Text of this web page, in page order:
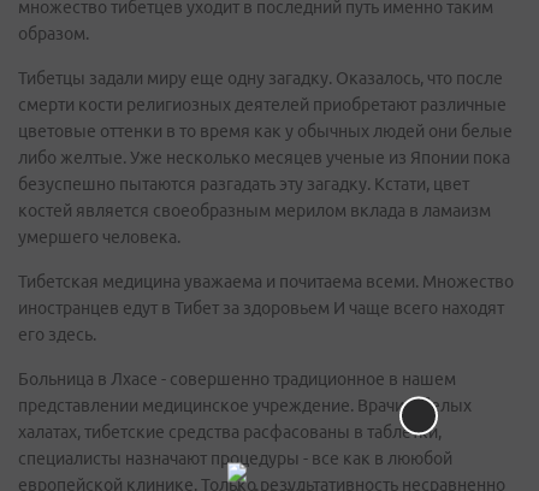
множество тибетцев уходит в последний путь именно таким
образом.
Тибетцы задали миру еще одну загадку. Оказалось, что после
смерти кости религиозных деятелей приобретают различные
цветовые оттенки в то время как у обычных людей они белые
либо желтые. Уже несколько месяцев ученые из Японии пока
безуспешно пытаются разгадать эту загадку. Кстати, цвет
костей является своеобразным мерилом вклада в ламаизм
умершего человека.
Тибетская медицина уважаема и почитаема всеми. Множество
иностранцев едут в Тибет за здоровьем И чаще всего находят
его здесь.
Больница в Лхасе - совершенно традиционное в нашем
представлении медицинское учреждение. Врачи в белых
халатах, тибетские средства расфасованы в таблетки,
специалисты назначают процедуры - все как в лююбой
европейской клинике. Только результативность несравненно